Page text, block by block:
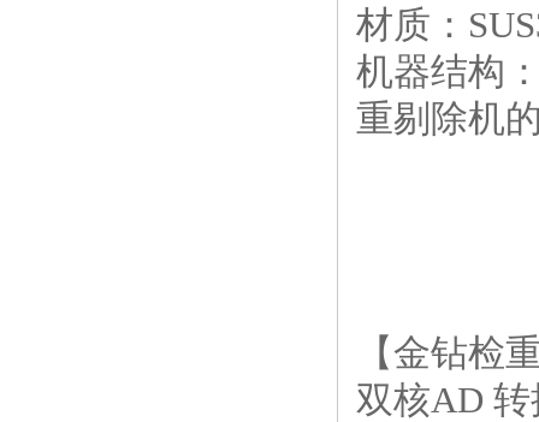
材质：
机器结构
重剔除机
【金钻检
双核AD